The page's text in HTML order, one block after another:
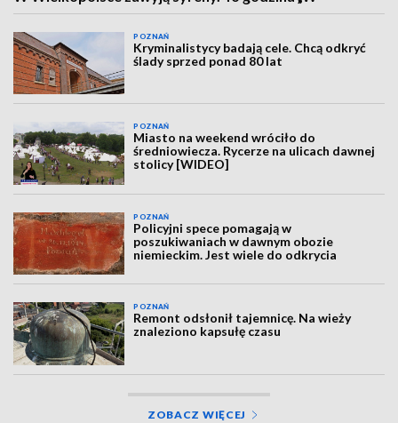
POZNAŃ
Kryminalistycy badają cele. Chcą odkryć
ślady sprzed ponad 80 lat
POZNAŃ
Miasto na weekend wróciło do
średniowiecza. Rycerze na ulicach dawnej
stolicy [WIDEO]
POZNAŃ
Policyjni spece pomagają w
poszukiwaniach w dawnym obozie
niemieckim. Jest wiele do odkrycia
POZNAŃ
Remont odsłonił tajemnicę. Na wieży
znaleziono kapsułę czasu
ZOBACZ WIĘCEJ